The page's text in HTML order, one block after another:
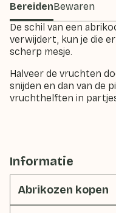
BereidenBewaren
De schil van een
verwijdert, kun je die
scherp mesje.
Halveer de vruchten
snijden en dan van de
vruchthelften in
Informatie
Abrikozen kopen